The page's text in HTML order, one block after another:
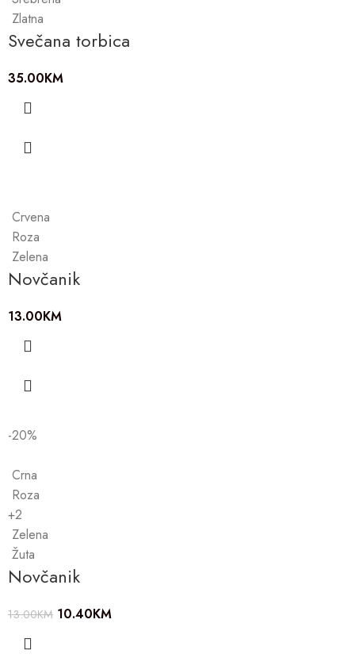
Zlatna
Svečana torbica
35.00KM
Crvena
Roza
Zelena
Novčanik
13.00KM
-20%
Crna
Roza
+2
Zelena
Žuta
Novčanik
13.00KM 10.40KM